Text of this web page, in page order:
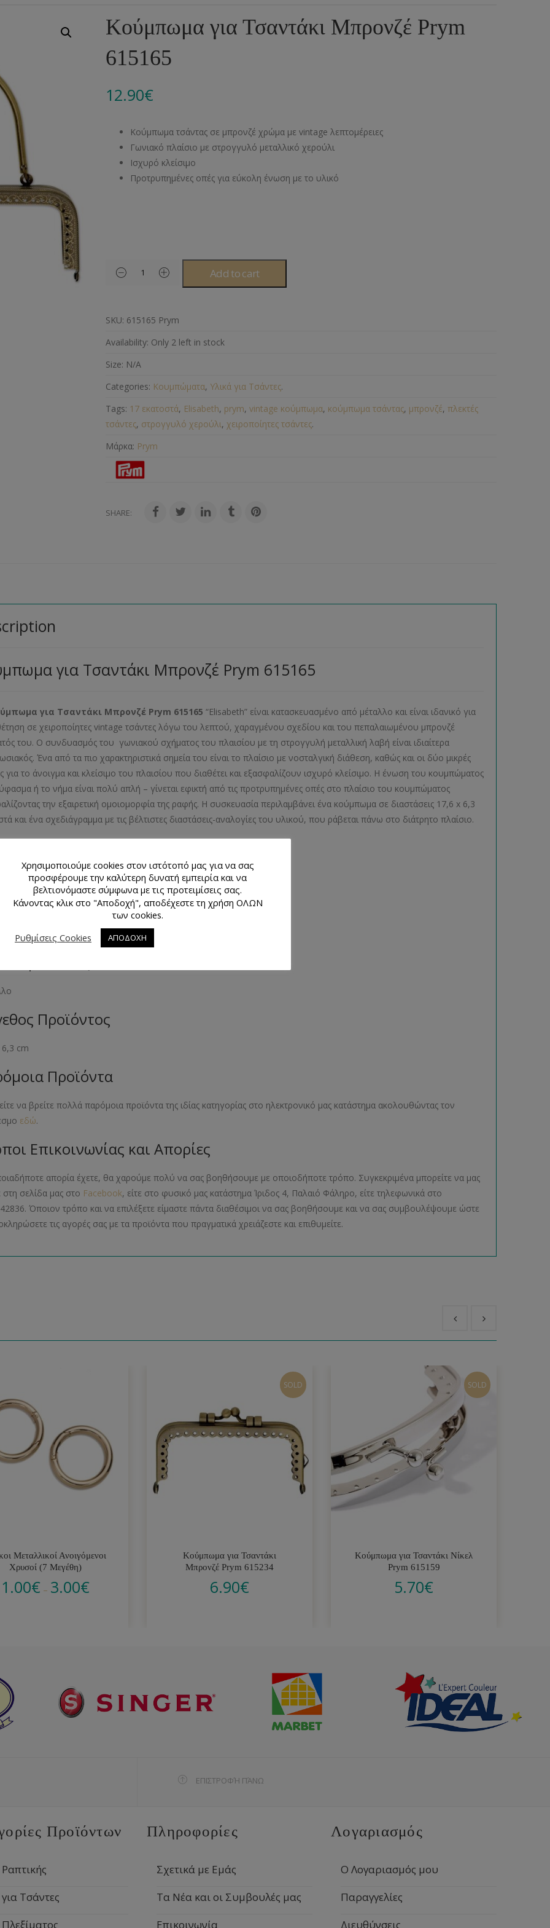
Μεταλλικά Εξαρτήματα Αξεσουάρ Πλεξίματος
Φυτίλια- Κορδόνια
Διάφορες Τρέσες
Πουκαμίσου
Στρας
Μεταλλικά
Άλλα Υλικά
Μπουντούζια
Ντυτές Ζώνες
Κούμπωμα για Τσαντάκι Μπρονζέ Prym
615165
12.90€
Κούμπωμα τσάντας σε μπρονζέ χρώμα με vintage λεπτομέρειες
Γωνιακό πλαίσιο με στρογγυλό μεταλλικό χερούλι
Ισχυρό κλείσιμο
Προτρυπημένες οπές για εύκολη ένωση με το υλικό
Add to cart
SKU: 615165 Prym
Availability: Only 2 left in stock
Size: N/A
Categories: Κουμπώματα, Υλικά για Τσάντες.
Tags: 17 εκατοστά, Elisabeth, prym,vintage κούμπωμα, κούμπωμα τσάντας, μπρονζέ,πλεκτές
τσάντες, στρογγυλό χερούλι,χειροποίητες τσάντες.
Μάρκα: Prym
SHARE:
για Τσαντάκι Μπρονζέ Prym 615165
για Τσαντάκι Μπρονζέ Prym 615165 “Elisabeth” είναι κατασκευασμένο από μέταλλο και είναι ιδανικό για
σε χειροποίητες vintage τσάντες λόγω του λεπτού, χαραγμένου σχεδίου και του πεπαλαιωμένου μπρονζέ
του. Ο συνδυασμός του γωνιακού σχήματος του πλαισίου με τη στρογγυλή μεταλλική λαβή είναι ιδιαίτερα
Ένα από τα πιο χαρακτηριστικά σημεία του είναι το πλαίσιο με νοσταλγική διάθεση, καθώς και οι δύο μικρές
για το άνοιγμα και κλείσιμο του πλαισίου που διαθέτει και εξασφαλίζουν ισχυρό κλείσιμο. Η ένωση του κουμπώματος
ή το νήμα είναι πολύ απλή – γίνεται εφικτή από τις προτρυπημένες οπές στο πλαίσιο του κουμπώματος
την εξαιρετική ομοιομορφία της ραφής. Η συσκευασία περιλαμβάνει ένα κούμπωμα σε διαστάσεις 17,6 x 6,3
και ένα σχεδιάγραμμα με τις βέλτιστες διαστάσεις-αναλογίες του υλικού, που ράβεται πάνω στο διάτρητο πλαίσιο.
Προϊόντος
Τεμαχίων Προϊόντος
Προϊόντος
Προϊόντος
cm
Προϊόντα
να βρείτε πολλά παρόμοια προϊόντα της ιδίας κατηγορίας στο ηλεκτρονικό μας κατάστημα ακολουθώντας τον
εδώ.
Επικοινωνίας και Απορίες
απορία έχετε, θα χαρούμε πολύ να σας βοηθήσουμε με οποιοδήποτε τρόπο. Συγκεκριμένα μπορείτε να μας
στη σελίδα μας στο Facebook, είτε στο φυσικό μας κατάστημα Ίριδος 4, Παλαιό Φάληρο, είτε τηλεφωνικά στο
Όποιον τρόπο και να επιλέξετε είμαστε πάντα διαθέσιμοι να σας βοηθήσουμε και να σας συμβουλέψουμε ώστε
τις αγορές σας με τα προϊόντα που πραγματικά χρειάζεστε και επιθυμείτε.
Μεταλλικοί Ανοιγόμενοι
Χρυσοί (7 Μεγέθη)
1.00€ – 3.00€
SOLD
Κούμπωμα για Τσαντάκι
Μπρονζέ Prym 615234
6.90€
SOLD
Κούμπωμα για Τσαντάκι Νίκελ
Prym 615159
5.70€
ΕΠΙΣΤΡΟΦΉ ΠΆΝΩ
Προϊόντων
Τσάντες
Πληροφορίες
Σχετικά με Εμάς
Τα Νέα και οι Συμβουλές μας
Επικοινωνία
Λογαριασμός
Ο Λογαριασμός μου
Παραγγελίες
Διευθύνσεις
Χρησιμοποιούμε cookies στον ιστότοπό μας για να σας
προσφέρουμε την καλύτερη δυνατή εμπειρία και να
βελτιονόμαστε σύμφωνα με τις προτειμίσεις σας.
Κάνοντας κλικ στο "Αποδοχή", αποδέχεστε τη χρήση ΟΛΩΝ
των cookies.
Ρυθμίσεις Cookies
ΑΠΟΔΟΧΗ